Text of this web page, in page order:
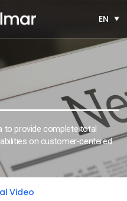
EN
to provide complete total
on customer-centered
Video